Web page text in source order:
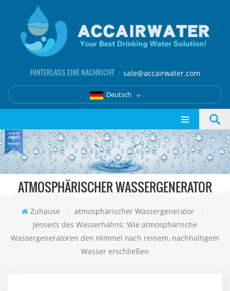
HINTERLASS EINE NACHRICHT ： sale@accairwater.com
Deutsch
ATMOSPHÄRISCHER WASSERGENERATOR
Zuhause / atmosphärischer Wassergenerator
/
Jenseits des Wasserhahns: Wie atmosphärische
Wassergeneratoren den Himmel nach reinem, nachhaltigem
Wasser erschließen